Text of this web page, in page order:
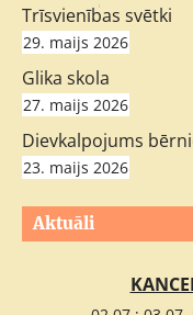
Trīsvienības svētki
29. maijs 2026
Glika skola
27. maijs 2026
Dievkalpojums
23. maijs 2026
Aktuāli
;